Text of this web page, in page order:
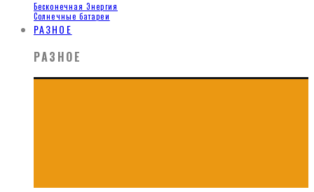
Бесконечная Энергия
Солнечные батареи
РАЗНОЕ
РАЗНОЕ